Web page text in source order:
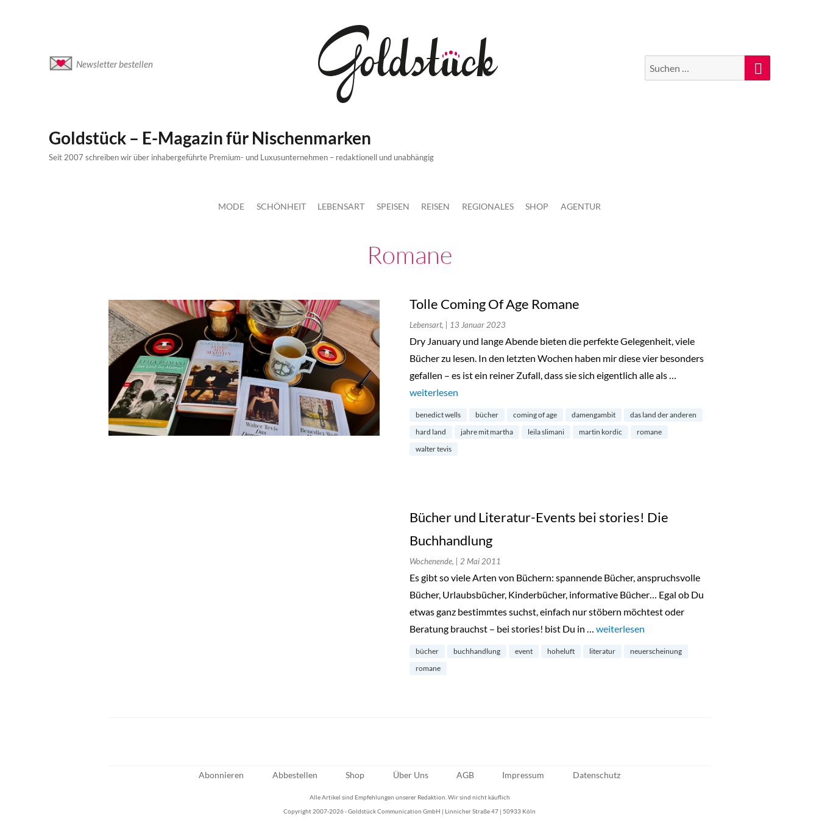
Newsletter bestellen
Suche
nach:
Suchen
Goldstück – E-Magazin für Nischenmarken
Seit 2007 schreiben wir über inhabergeführte Premium- und Luxusunternehmen – redaktionell und unabhängig
MODE SCHÖNHEIT LEBENSART SPEISEN REISEN REGIONALES SHOP AGENTUR
Romane
Tolle Coming Of Age Romane
Lebensart, | 13 Januar 2023
Dry January und lange Abende bieten die perfekte Gelegenheit, viele
Bücher zu lesen. In den letzten Wochen haben mir diese vier besonders
gefallen – es ist ein reiner Zufall, dass sie sich eigentlich alle als …
„Tolle Coming Of Age Romane“
weiterlesen
benedict wells bücher coming of age damengambit
das land der anderen
hard land
jahre mit martha leila slimani martin kordic
romane
walter tevis
Bücher und Literatur-Events bei stories! Die
Buchhandlung
Wochenende, | 2 Mai 2011
Es gibt so viele Arten von Büchern: spannende Bücher, anspruchsvolle
Bücher, Urlaubsbücher, Kinderbücher, informative Bücher… Egal ob Du
etwas ganz bestimmtes suchst, einfach nur stöbern möchtest oder
Beratung brauchst – bei stories! bist Du in … „Bücher und Literatur-Events bei stories! Die
weiterlesen
bücher buchhandlung event hoheluft literatur
neuerscheinung
romane
Abonnieren Abbestellen Shop Über Uns AGB Impressum Datenschutz
Alle Artikel sind Empfehlungen unserer Redaktion. Wir sind nicht käuflich
Copyright 2007-2026 - Goldstück Communication GmbH | Linnicher Straße 47 | 50933 Köln